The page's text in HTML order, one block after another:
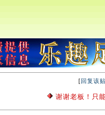
[ 回复该
谢谢老板！只